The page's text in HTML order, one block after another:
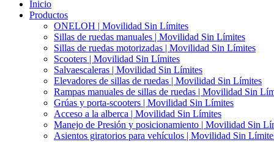
Inicio
Productos
ONELOH | Movilidad Sin Límites
Sillas de ruedas manuales | Movilidad Sin Límites
Sillas de ruedas motorizadas | Movilidad Sin Límites
Scooters | Movilidad Sin Límites
Salvaescaleras | Movilidad Sin Límites
Elevadores de sillas de ruedas | Movilidad Sin Límites
Rampas manuales de sillas de ruedas | Movilidad Sin
Grúas y porta-scooters | Movilidad Sin Límites
Acceso a la alberca | Movilidad Sin Límites
Manejo de Presión y posicionamiento | Movilidad Sin
Asientos giratorios para vehículos | Movilidad Sin